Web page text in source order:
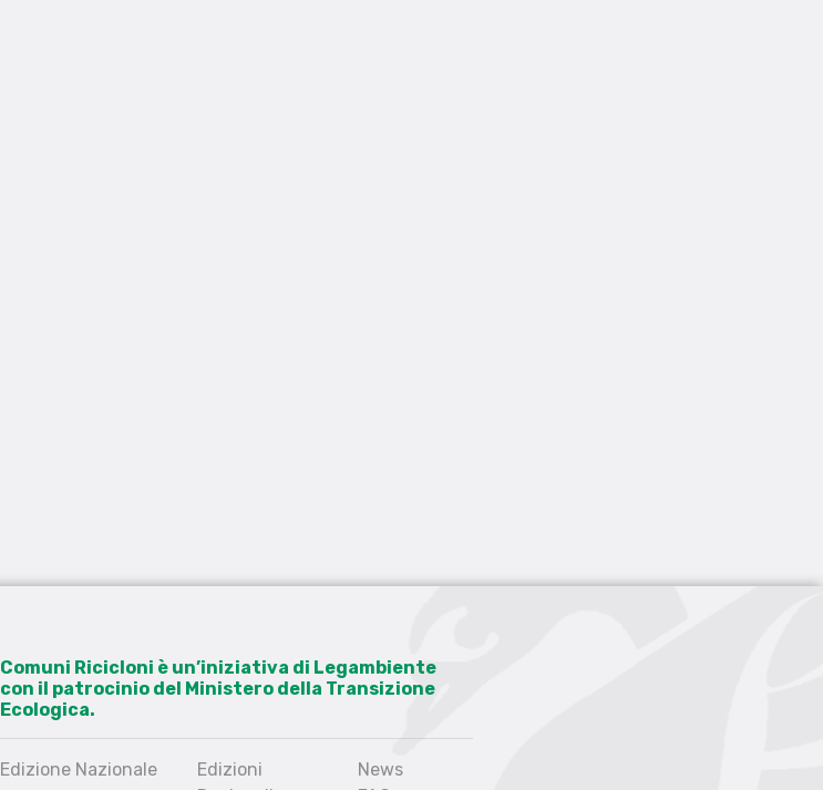
Comuni Ricicloni è un’iniziativa di Legambiente
con il patrocinio del Ministero della Transizione
Ecologica.
Edizione Nazionale
Edizioni
News